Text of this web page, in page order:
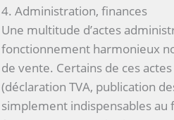
4. Administration, finances
Une multitude d’actes
fonctionnement harmonieux
de vente. Certains de ces
(déclaration TVA, publication
simplement indispensables